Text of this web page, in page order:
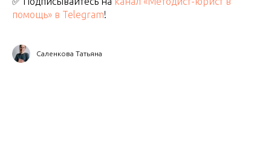
помощь» в Telegram!
Саленкова Татьяна